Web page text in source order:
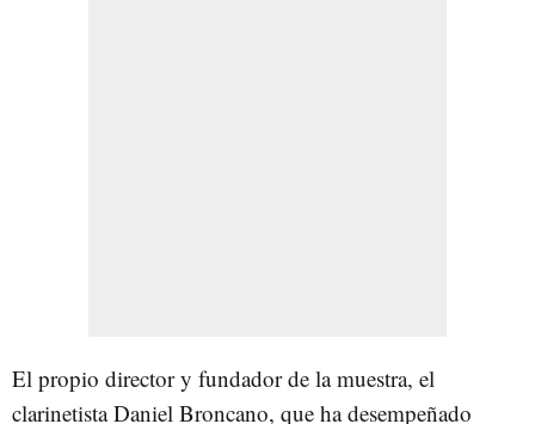
El propio director y fundador de la muestra, el
clarinetista Daniel Broncano, que ha desempeñado